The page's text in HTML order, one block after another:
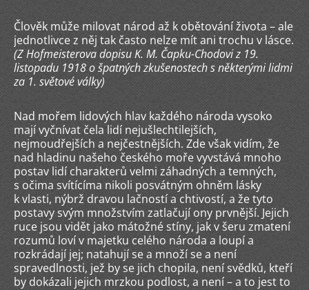
Člověk může milovat národ až k obětování života – ale
jednotlivce z něj tak často nelze mít ani trochu v lásce.
(Z Hofmeisterova dopisu K. M. Čapku-Chodovi z 19.
listopadu 1918 o špatných zkušenostech s některými lidmi
za 1. světové války)
Nad mořem lidových hlav každého národa vysoko
mají vyčnívat čela lidí nejušlechtilejších,
nejmoudřejších a nejčestnějších. Zde však vidím, že
nad hladinu našeho českého moře vyvstává mnoho
postav lidí charakterů velmi záhadných a temných,
s očima svítícíma nikoli posvátným ohněm lásky
k vlasti, nýbrž dravou lačností a chtivostí, a že tyto
postavy svým množstvím zatlačují ony prvnější. Jejich
ruce jsou vidět jako mátožné stíny, jak v šeru zmatení
rozumů loví v majetku celého národa a loupí a
rozkrádají jej; natahují se a množí se a není
spravedlnosti, jež by se jich chopila, není svědků, kteří
by dokázali jejich mrzkou podlost, a není – a to jest to